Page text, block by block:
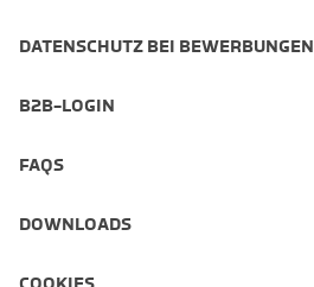
DATENSCHUTZ BEI BEWERBUNGEN
B2B-LOGIN
FAQS
DOWNLOADS